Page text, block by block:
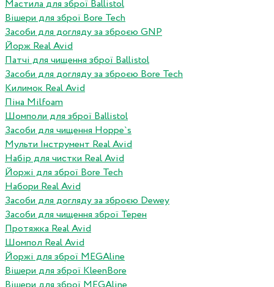
Мастила для зброї Ballistol
Вішери для зброї Bore Tech
Засоби для догляду за зброєю GNP
Йорж Real Avid
Патчі для чищення зброї Ballistol
Засоби для догляду за зброєю Bore Tech
Килимок Real Avid
Піна Milfoam
Шомполи для зброї Ballistol
Засоби для чищення Hoppe`s
Мульти Інструмент Real Avid
Набір для чистки Real Avid
Йоржі для зброї Bore Tech
Набори Real Avid
Засоби для догляду за зброєю Dewey
Засоби для чищення зброї Терен
Протяжка Real Avid
Шомпол Real Avid
Йоржі для зброї MEGAline
Вішери для зброї KleenBore